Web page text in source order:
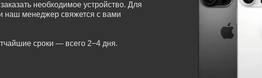
необходимое устройство. Для
и наш менеджер свяжется с вами
сроки — всего 2−4 дня.